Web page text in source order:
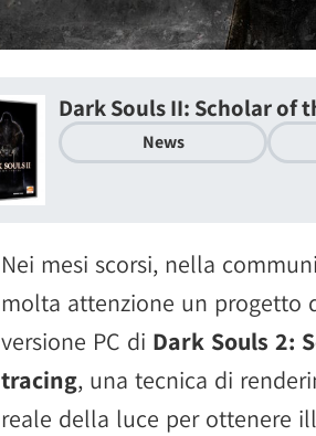
Dark Souls II: Scholar of
News
Nei mesi scorsi, nella
molta attenzione un progetto
versione PC di Dark Souls 2:
tracing, una tecnica di
reale della luce per ottenere